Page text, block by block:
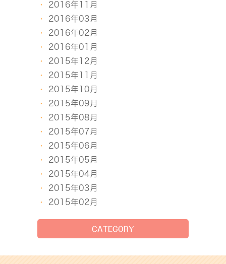
2016年11月
2016年03月
2016年02月
2016年01月
2015年12月
2015年11月
2015年10月
2015年09月
2015年08月
2015年07月
2015年06月
2015年05月
2015年04月
2015年03月
2015年02月
CATEGORY